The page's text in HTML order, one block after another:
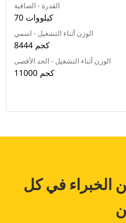
القدرة - الصافية
70 كيلووات
الوزن أثناء التشغيل - اسمي
8444 كجم
الوزن أثناء التشغيل - الحد الأقصى
11000 كجم
الخبراء في كل